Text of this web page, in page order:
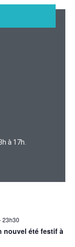
à 17h.
23h30
nouvel été festif à